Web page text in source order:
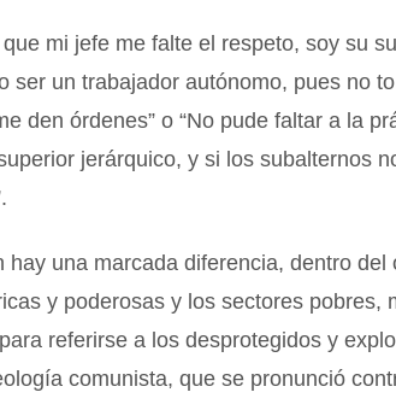
mi jefe me falte el respeto, soy su
ser un trabajador autónomo, pues no
den órdenes” o “No pude faltar a la
jerárquico, y si los subalternos
hay una marcada diferencia, dentro del
y poderosas y los sectores pobres,
referirse a los desprotegidos y
comunista, que se pronunció